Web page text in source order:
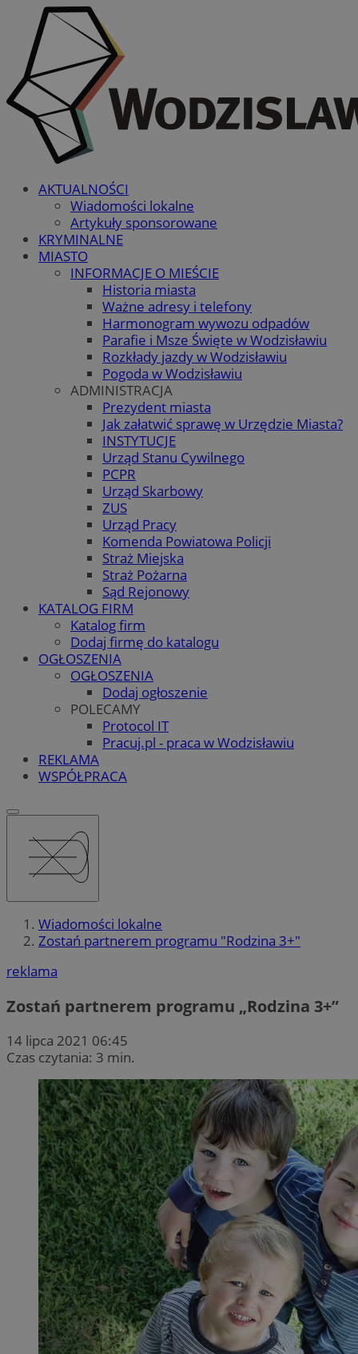
AKTUALNOŚCI
Wiadomości lokalne
Artykuły sponsorowane
KRYMINALNE
MIASTO
INFORMACJE O MIEŚCIE
Historia miasta
Ważne adresy i telefony
Harmonogram wywozu odpadów
Parafie i Msze Święte w Wodzisławiu
Rozkłady jazdy w Wodzisławiu
Pogoda w Wodzisławiu
ADMINISTRACJA
Prezydent miasta
Jak załatwić sprawę w Urzędzie Miasta?
INSTYTUCJE
Urząd Stanu Cywilnego
PCPR
Urząd Skarbowy
ZUS
Urząd Pracy
Komenda Powiatowa Policji
Straż Miejska
Straż Pożarna
Sąd Rejonowy
KATALOG FIRM
Katalog firm
Dodaj firmę do katalogu
OGŁOSZENIA
OGŁOSZENIA
Dodaj ogłoszenie
POLECAMY
Protocol IT
Pracuj.pl - praca w Wodzisławiu
REKLAMA
WSPÓŁPRACA
Wiadomości lokalne
Zostań partnerem programu "Rodzina 3+"
reklama
Zostań partnerem programu „Rodzina 3+”
14 lipca 2021 06:45
Czas czytania: 3 min.